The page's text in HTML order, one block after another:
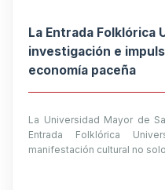
La Entrada Folklórica
investigación e
economía paceña
La Universidad Mayor de
Entrada Folklórica
manifestación cultural no